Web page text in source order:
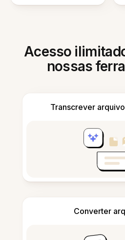
Acesso
nossas
Transcrever
Converter